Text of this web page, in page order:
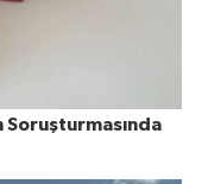
Soruşturmasında